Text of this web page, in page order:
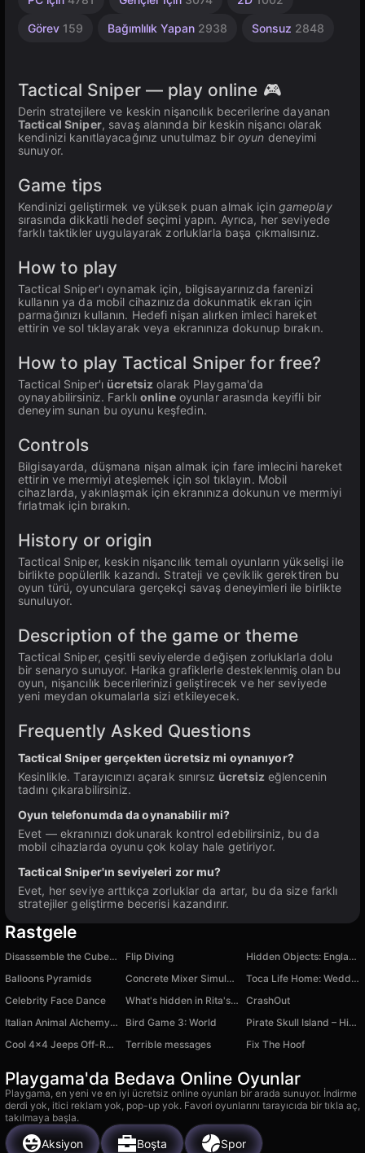
Görev 159 Bağımlılık Yapan 2938 Sonsuz 2848
3569
Tactical Sniper — play online 🎮
Derin stratejilere ve keskin nişancılık becerilerine dayanan
Tactical Sniper, savaş alanında bir keskin nişancı olarak
kendinizi kanıtlayacağınız unutulmaz bir oyun deneyimi
sunuyor.
Game tips
Kendinizi geliştirmek ve yüksek puan almak için gameplay
sırasında dikkatli hedef seçimi yapın. Ayrıca, her seviyede
farklı taktikler uygulayarak zorluklarla başa çıkmalısınız.
How to play
Tactical Sniper'ı oynamak için, bilgisayarınızda farenizi
kullanın ya da mobil cihazınızda dokunmatik ekran için
parmağınızı kullanın. Hedefi nişan alırken imleci hareket
ettirin ve sol tıklayarak veya ekranınıza dokunup bırakın.
How to play Tactical Sniper for free?
Tactical Sniper'ı ücretsiz olarak Playgama'da
oynayabilirsiniz. Farklı onlineoyunlar arasında keyifli bir
deneyim sunan bu oyunu keşfedin.
Controls
Bilgisayarda, düşmana nişan almak için fare imlecini hareket
ettirin ve mermiyi ateşlemek için sol tıklayın. Mobil
cihazlarda, yakınlaşmak için ekranınıza dokunun ve mermiyi
fırlatmak için bırakın.
History or origin
Tactical Sniper, keskin nişancılık temalı oyunların yükselişi ile
birlikte popülerlik kazandı. Strateji ve çeviklik gerektiren bu
oyun türü, oyunculara gerçekçi savaş deneyimleri ile birlikte
sunuluyor.
Description of the game or theme
Tactical Sniper, çeşitli seviyelerde değişen zorluklarla dolu
bir senaryo sunuyor. Harika grafiklerle desteklenmiş olan bu
oyun, nişancılık becerilerinizi geliştirecek ve her seviyede
yeni meydan okumalarla sizi etkileyecek.
Frequently Asked Questions
Tactical Sniper gerçekten ücretsiz mi oynanıyor?
Kesinlikle. Tarayıcınızı açarak sınırsız ücretsiz eğlencenin
tadını çıkarabilirsiniz.
Oyun telefonumda da oynanabilir mi?
Evet — ekranınızı dokunarak kontrol edebilirsiniz, bu da
mobil cihazlarda oyunu çok kolay hale getiriyor.
Tactical Sniper'ın seviyeleri zor mu?
Evet, her seviye arttıkça zorluklar da artar, bu da size farklı
stratejiler geliştirme becerisi kazandırır.
Rastgele
Disassemble the Cube 3D Flip Diving
Hidden Objects: England
Balloons Pyramids
Concrete Mixer Simulator
Toca Life Home: Wedding
Celebrity Face Dance
What's hidden in Rita's phone in Toca and Buca!
CrashOut
Italian Animal Alchemy: Open All Brainrot
Bird Game 3: World
Pirate Skull Island – Hidden Object
Cool 4x4 Jeeps Off-Road
Terrible messages Fix The Hoof
Playgama'da Bedava Online Oyunlar
Playgama, en yeni ve en iyi ücretsiz online oyunları bir arada sunuyor. İndirme
derdi yok, itici reklam yok, pop-up yok. Favori oyunlarını tarayıcıda bir tıkla aç,
takılmaya başla.
Aksiyon Boşta Spor